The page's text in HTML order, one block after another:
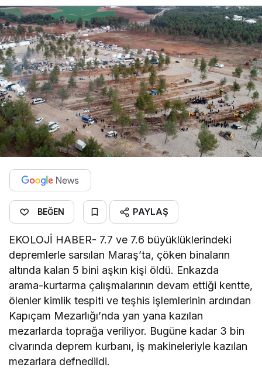
BEĞEN PAYLAŞ
EKOLOJİ HABER- 7.7 ve 7.6 büyüklüklerindeki
depremlerle sarsılan Maraş’ta, çöken binaların
altında kalan 5 bini aşkın kişi öldü. Enkazda
arama-kurtarma çalışmalarının devam ettiği kentte,
ölenler kimlik tespiti ve teşhis işlemlerinin ardından
Kapıçam Mezarlığı’nda yan yana kazılan
mezarlarda toprağa veriliyor. Bugüne kadar 3 bin
civarında deprem kurbanı, iş makineleriyle kazılan
mezarlara defnedildi.